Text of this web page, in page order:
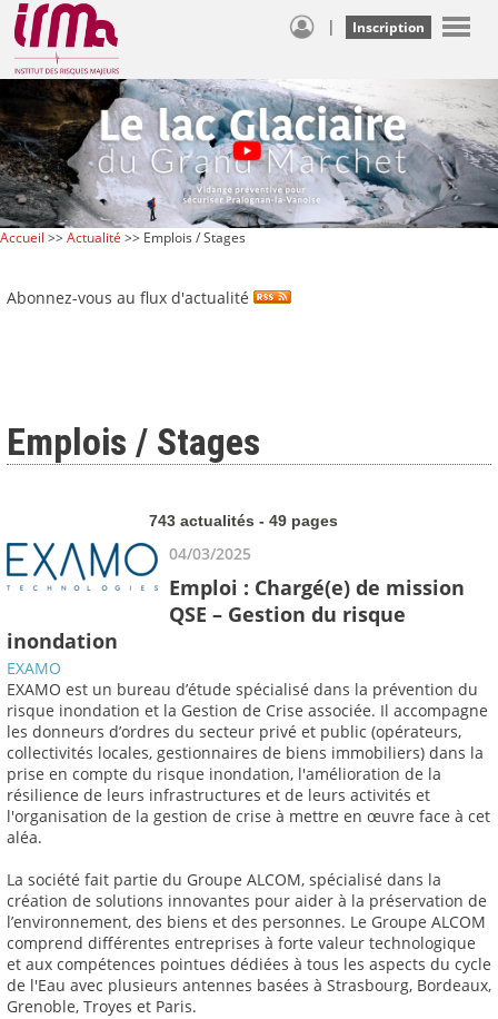
| Inscription
Accueil >>Actualité >> Emplois / Stages
Abonnez-vous au flux d'actualité
Emplois / Stages
743 actualités - 49 pages
04/03/2025
Emploi : Chargé(e) de mission
QSE – Gestion du risque
inondation
EXAMO
EXAMO est un bureau d’étude spécialisé dans la prévention du
risque inondation et la Gestion de Crise associée. Il accompagne
les donneurs d’ordres du secteur privé et public (opérateurs,
collectivités locales, gestionnaires de biens immobiliers) dans la
prise en compte du risque inondation, l'amélioration de la
résilience de leurs infrastructures et de leurs activités et
l'organisation de la gestion de crise à mettre en œuvre face à cet
aléa.
La société fait partie du Groupe ALCOM, spécialisé dans la
création de solutions innovantes pour aider à la préservation de
l’environnement, des biens et des personnes. Le Groupe ALCOM
comprend différentes entreprises à forte valeur technologique
et aux compétences pointues dédiées à tous les aspects du cycle
de l'Eau avec plusieurs antennes basées à Strasbourg, Bordeaux,
Grenoble, Troyes et Paris.